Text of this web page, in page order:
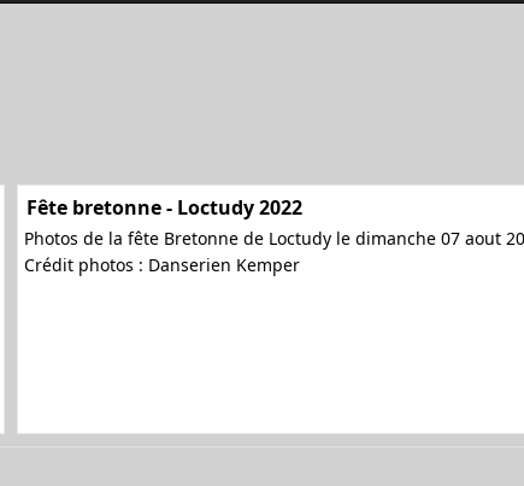
Fête bretonne - Loctudy 2022
Photos de la fête Bretonne de Loctudy le dimanche 07 aout
Crédit photos : Danserien Kemper